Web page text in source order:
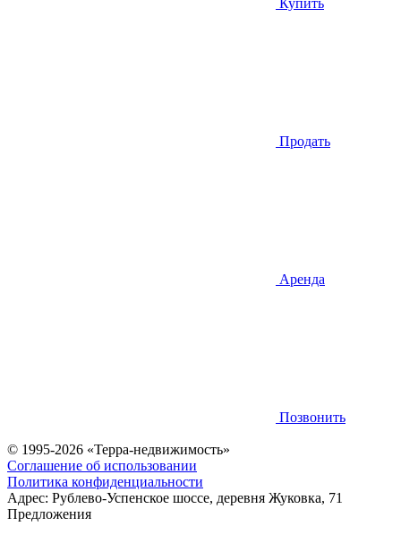
Продать
Аренда
Позвонить
© 1995-2026 «Терра-недвижимость»
Соглашение об использовании
Политика конфиденциальности
Адрес: Рублево-Успенское шоссе, деревня Жуковка, 71
Предложения